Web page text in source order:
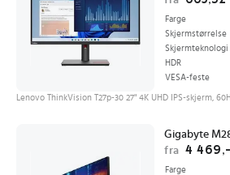
Farge
Skjermstørrelse
Skjermteknologi
HDR
VESA-feste
Lenovo ThinkVision T27p-30 27" 4K UHD IPS-skjerm,
Gigabyte
fra 4 469,-
Farge